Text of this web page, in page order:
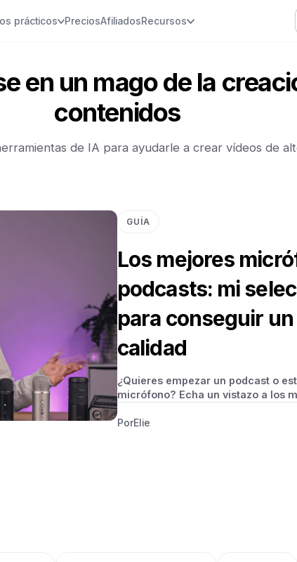
prácticos PreciosAfiliadosRecursos
en un mago de la
contenidos
de IA para ayudarle a crear vídeos de
GUÍA
Los mejores
podcasts: mi
para conseguir
calidad
¿Quieres empezar un podcast o
micrófono? Echa un vistazo a los
PorElie